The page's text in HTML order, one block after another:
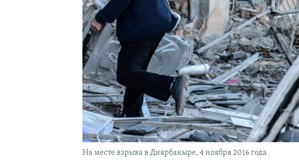
На месте взрыва в Диярбакыре, 4 ноября 2016 года